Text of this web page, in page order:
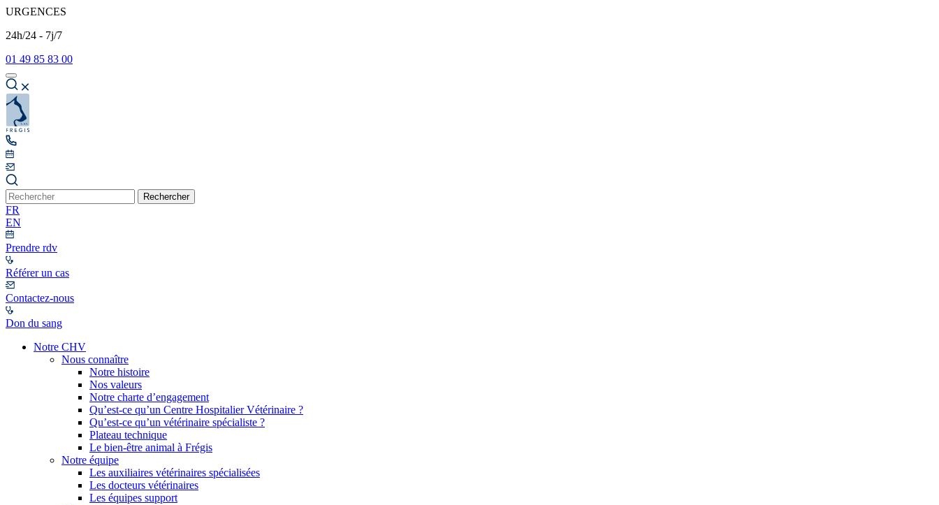
URGENCES
24h/24 - 7j/7
01 49 85 83 00
Rechercher
FR
EN
Prendre rdv
Référer un cas
Contactez-nous
Don du sang
Notre CHV
Nous connaître
Notre histoire
Nos valeurs
Notre charte d’engagement
Qu’est-ce qu’un Centre Hospitalier Vétérinaire ?
Qu’est-ce qu’un vétérinaire spécialiste ?
Plateau technique
Le bien-être animal à Frégis
Notre équipe
Les auxiliaires vétérinaires spécialisées
Les docteurs vétérinaires
Les équipes support